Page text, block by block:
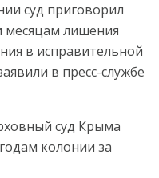
суд приговорил
месяцам лишения
в исправительной
в пресс-службе
суд Крыма
колонии за